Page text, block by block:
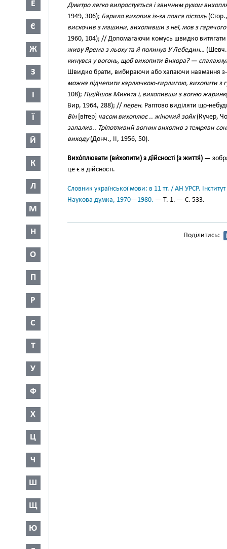
Е
Є
Ж
З
І
Ї
Й
К
Л
М
Н
О
П
Р
С
Т
У
Ф
Х
Ц
Ч
Ш
Щ
Ю
Дмитро легко випростується і звичним рухом
1949, 306); Барило вихопив із-за пояса пістоль
вискочив з машини, вихопивши з неї, мов з гарячого
1960, 104); // Допомагаючи комусь швидко витягати
живу Ярема з льоху та й полинув У Лебедин…
кинувся у вогонь, щоб вихопити Вихора? —
Швидко брати, вибираючи або хапаючи навмання
можна підчепити карлючкою-гирлигою, вихопити з
108); Підійшов Микита і, вихопивши з вогню
Вир, 1964, 288); // перен. Раптово виділяти що-
Він[вітер] часом вихоплює .. жіночий зойк(Кучер,
запалив.. Тріпотливий вогник вихопив з темряви
виходу(Донч., II, 1956, 50).
Вихо́плювати (ви́хопити) з ді́йсності (з життя́) —
це є в дійсності.
Словник української мови: в 11 тт. / АН УРСР.
Наукова думка, 1970—1980. — Т. 1. — С. 533.
Поділитись: